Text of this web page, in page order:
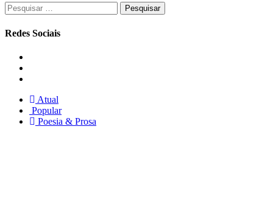
Pesquisar
por:
Redes Sociais
Atual
Popular
Poesia & Prosa